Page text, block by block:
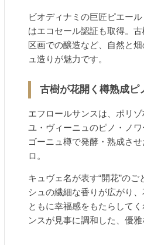
ビオディナミの巨匠ピエー
はエコセール認証も取得。
区画での醸造など、自然と
ュ造りが魅力です。
古樹が花開く樽熟成ピ
エフロールサンスは、ポリ
ユ・ヴィーニュのピノ・ノ
ゴーニュ樽で発酵・熟成さ
ロ。
キュヴェ名が表す“開花”の
シュの繊細な香りが広がり
ともに幸福感をもたらして
ンスが見事に調和した、優